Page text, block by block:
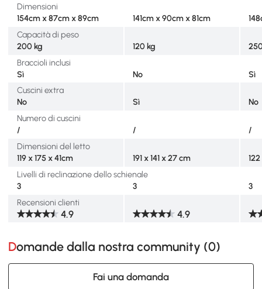
Dimensioni
154cm x 87cm x 89cm
141cm x 90cm x 81cm
Capacità di peso
200 kg
120 kg
Braccioli inclusi
Sì
No
Sì
Cuscini extra
No
Sì
No
Numero di cuscini
/
/
/
Dimensioni del letto
119 x 175 x 41cm
191 x 141 x 27 cm
Livelli di reclinazione dello schienale
3
3
3
Recensioni clienti
4.9 4.9
Domande dalla nostra community (0)
Fai una domanda